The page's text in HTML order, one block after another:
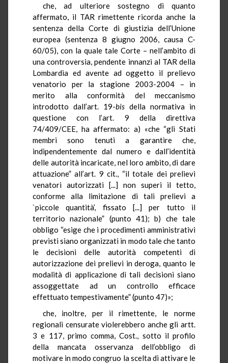
che, ad ulteriore sostegno di quanto
affermato, il TAR rimettente ricorda anche la
sentenza della Corte di giustizia dell’Unione
europea (sentenza 8 giugno 2006, causa C-
60/05), con la quale tale Corte – nell’ambito di
una controversia, pendente innanzi al TAR della
Lombardia ed avente ad oggetto il prelievo
venatorio per la stagione 2003-2004 – in
merito alla conformità del meccanismo
introdotto dall’art. 19-bis della normativa in
questione con l’art. 9 della direttiva
74/409/CEE, ha affermato: a) «che “gli Stati
membri sono tenuti a garantire che,
indipendentemente dal numero e dall’identità
delle autorità incaricate, nel loro ambito, di dare
attuazione” all’art. 9 cit., “il totale dei prelievi
venatori autorizzati [...] non superi il tetto,
conforme alla limitazione di tali prelievi a
`piccole quantità’, fissato [...] per tutto il
territorio nazionale” (punto 41); b) che tale
obbligo “esige che i procedimenti amministrativi
previsti siano organizzati in modo tale che tanto
le decisioni delle autorità competenti di
autorizzazione dei prelievi in deroga, quanto le
modalità di applicazione di tali decisioni siano
assoggettate ad un controllo efficace
effettuato tempestivamente” (punto 47)»;
che, inoltre, per il rimettente, le norme
regionali censurate violerebbero anche gli artt.
3 e 117, primo comma, Cost., sotto il profilo
della mancata osservanza dell’obbligo di
motivare in modo congruo la scelta di attivare le